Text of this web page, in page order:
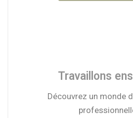
Travaillons
Découvrez un monde